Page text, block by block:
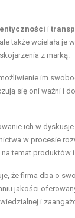
i
także wcielała je
z marką.
im
się oni ważni i
ich w
w procesie
temat produktów i
że firma dba o
jakości
i